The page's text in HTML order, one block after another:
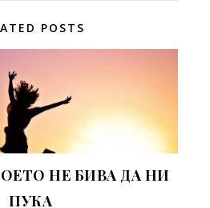
POSTS
НЕ БИВА ДА НИ
ПУКА